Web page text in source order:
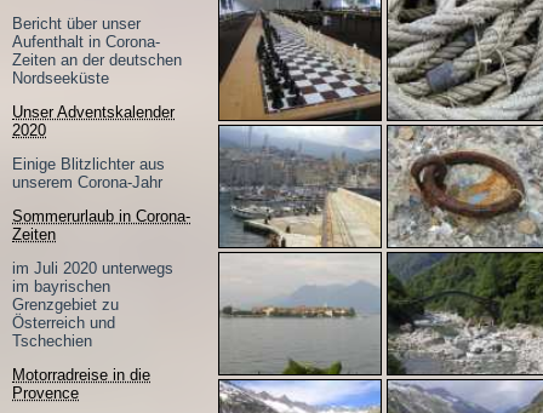
Bericht über unser
Aufenthalt in Corona-
Zeiten an der deutschen
Nordseeküste
Unser Adventskalender
2020
Einige Blitzlichter aus
unserem Corona-Jahr
Sommerurlaub in Corona-
Zeiten
im Juli 2020 unterwegs
im bayrischen
Grenzgebiet zu
Österreich und
Tschechien
Motorradreise in die
Provence